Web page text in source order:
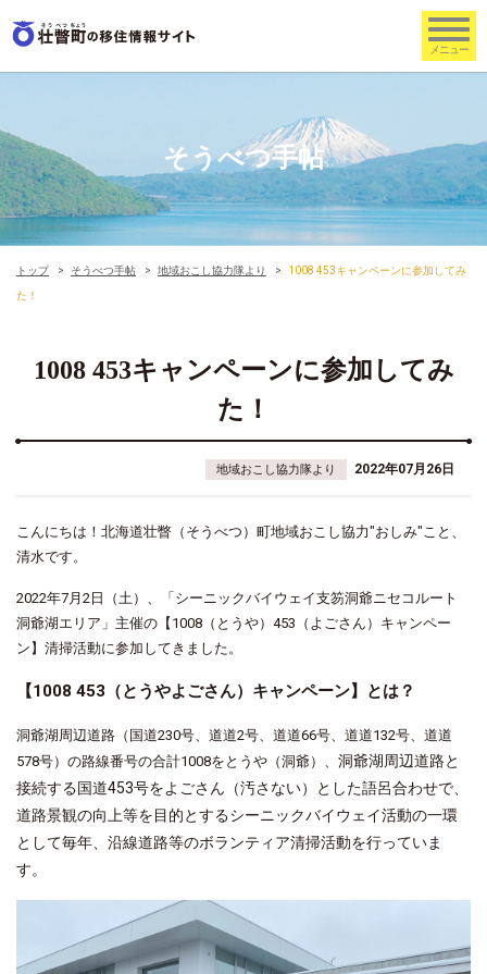
そうべつ手帖
トップ そうべつ手帖 地域おこし協力隊より 1008 453キャンペーンに参加してみ
た！
1008 453キャンペーンに参加してみ
た！
地域おこし協力隊より 2022年07月26日
こんにちは！北海道壮瞥（そうべつ）町地域おこし協力"おしみ"こと、
清水です。
2022年7月2日（土）、「シーニックバイウェイ支笏洞爺ニセコルート
洞爺湖エリア」主催の【1008（とうや）453（よごさん）キャンペー
ン】清掃活動に参加してきました。
【1008 453（とうやよごさん）キャンペーン】とは？
洞爺湖周辺道路（国道230号、道道2号、道道66号、道道132号、道道
578号）の路線番号の合計1008をとうや（洞爺）、 洞爺湖周辺道路と
接続する国道453号をよごさん（汚さない）とした語呂合わせで、
道路景観の向上等を目的とするシーニックバイウェイ活動の一環
として毎年、沿線道路等のボランティア清掃活動を行っていま
す。